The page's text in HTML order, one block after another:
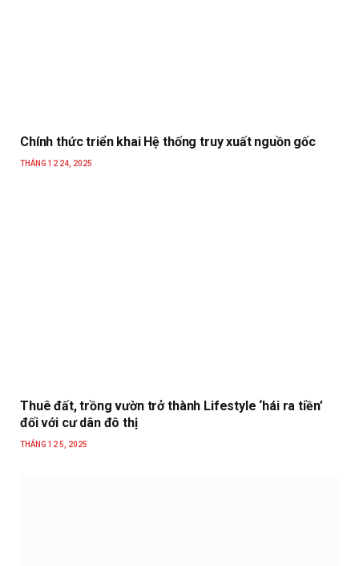
Chính thức triển khai Hệ thống truy xuất nguồn gốc
THÁNG 12 24, 2025
Thuê đất, trồng vườn trở thành Lifestyle ‘hái ra tiền’
đối với cư dân đô thị
THÁNG 12 5, 2025